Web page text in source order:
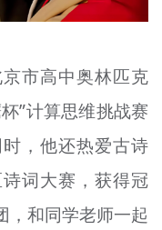
市高中奥林匹克
”计算思维挑战赛
，他还热爱古诗
词大赛，获得冠
，和同学老师一起